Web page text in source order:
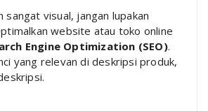
sangat visual, jangan lupakan
website atau toko online
Engine Optimization (SEO).
yang relevan di deskripsi produk,